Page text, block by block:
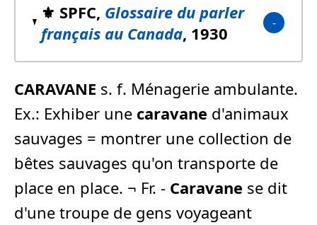
⚜️ SPFC, Glossaire du parler
français au Canada, 1930
CARAVANE s. f. Ménagerie ambulante.
Ex.: Exhiber une caravane d'animaux
sauvages = montrer une collection de
bêtes sauvages qu'on transporte de
place en place. ¬ Fr. - Caravane se dit
d'une troupe de gens voyageant